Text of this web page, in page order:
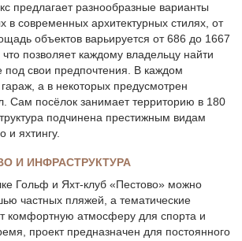
предлагает разнообразные варианты
в современных архитектурных стилях, от
объектов варьируется от 686 до 1667
позволяет каждому владельцу найти
свои предпочтения. В каждом
а в некоторых предусмотрен
Сам посёлок занимает территорию в 180
подчинена престижным видам
и яхтингу.
И ИНФРАСТРУКТУРА
Гольф и Яхт-клуб «Пестово» можно
частных пляжей, а тематические
комфортную атмосферу для спорта и
проект предназначен для постоянного